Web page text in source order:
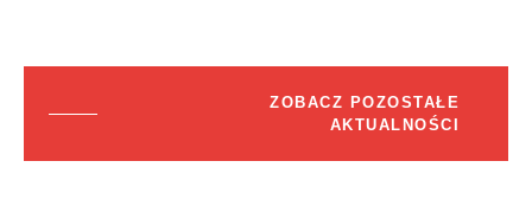
ZOBACZ POZOSTAŁE
AKTUALNOŚCI